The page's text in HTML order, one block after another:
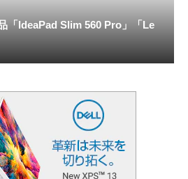
「IdeaPad Slim 560 Pro」「Le